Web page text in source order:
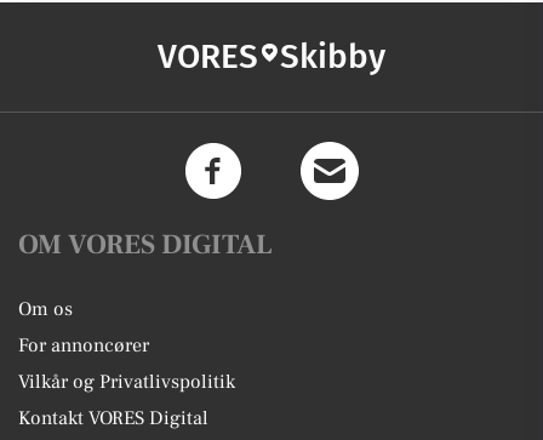
VORES Skibby
OM VORES DIGITAL
Om os
For annoncører
Vilkår og Privatlivspolitik
Kontakt VORES Digital